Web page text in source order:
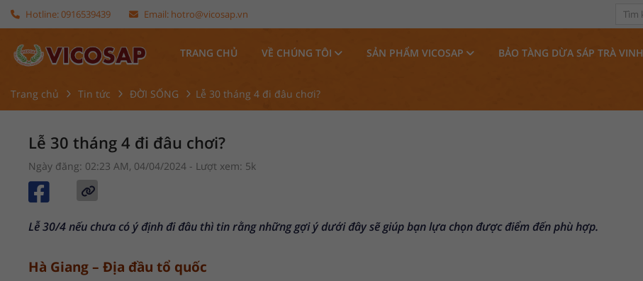
Hotline:0916539439 Email: hotro@vicosap.vn
TRANG CHỦ VỀ CHÚNG TÔI SẢN PHẨM VICOSAP BẢO TÀNG DỪA SÁP TRÀ VINH
Trang chủ Tin tức ĐỜI SỐNG Lễ 30 tháng 4 đi đâu chơi?
Lễ 30 tháng 4 đi đâu chơi?
Ngày đăng: 02:23 AM, 04/04/2024 - Lượt xem: 5k
Lễ 30/4 nếu chưa có ý định đi đâu thì tin rằng những gợi ý dưới đây sẽ giúp bạn lựa chọn được điểm đến phù hợp.
Hà Giang – Địa đầu tổ quốc